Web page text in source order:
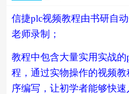
触摸屏,通信,高级教程
围观4780次
已关闭评论
编辑日期：
信捷plc视频教程由书研自
老师录制；
教程中包含大量实用实战的
程，通过实物操作的视频
序编写，让初学者能够快